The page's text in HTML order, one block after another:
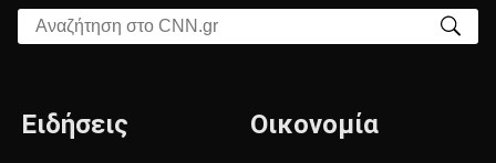
Αναζήτηση στο CNN.gr
Ειδήσεις Οικονομία